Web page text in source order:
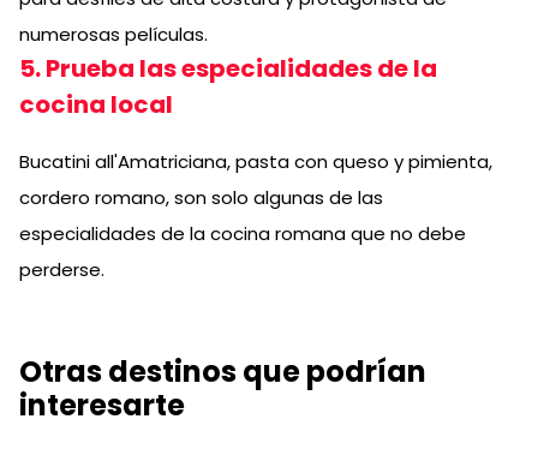
numerosas películas.
5. Prueba las especialidades de la
cocina local
Bucatini all'Amatriciana, pasta con queso y pimienta,
cordero romano, son solo algunas de las
especialidades de la cocina romana que no debe
perderse.
Otras destinos que podrían
interesarte